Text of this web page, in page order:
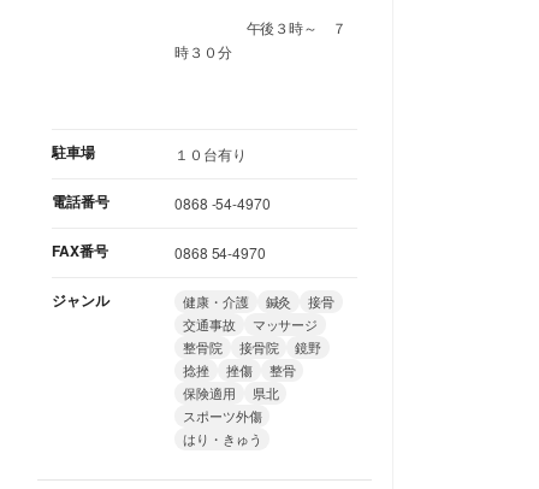
午後３時～ ７
時３０分
駐車場 １０台有り
電話番号 0868 -54-4970
FAX番号 0868 54-4970
ジャンル 健康・介護 鍼灸
接骨
交通事故
マッサージ
整骨院
接骨院
鏡野
捻挫
挫傷
整骨
保険適用
県北
スポーツ外傷
はり・きゅう